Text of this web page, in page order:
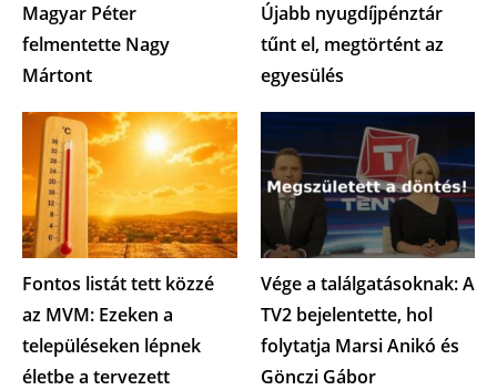
Magyar Péter
felmentette Nagy
Mártont
Újabb nyugdíjpénztár
tűnt el, megtörtént az
egyesülés
Fontos listát tett közzé
az MVM: Ezeken a
településeken lépnek
életbe a tervezett
Vége a találgatásoknak: A
TV2 bejelentette, hol
folytatja Marsi Anikó és
Gönczi Gábor